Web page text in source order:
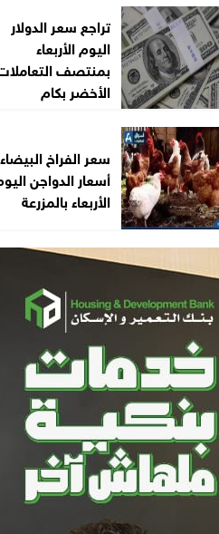
تراجع سعر الدولار
اليوم الأربعاء
بمنتصف
الأخضر بكام
سعر الفراخ
أسعار الدواجن
الأربعاء بالمزرعة